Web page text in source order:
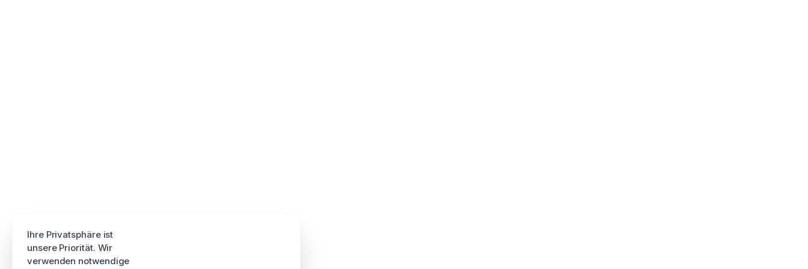
Ihre Privatsphäre ist
unsere Priorität. Wir
verwenden notwendige